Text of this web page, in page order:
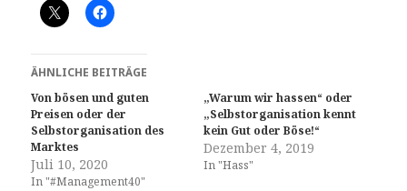
ÄHNLICHE BEITRÄGE
Von bösen und guten
Preisen oder der
Selbstorganisation des
Marktes
Juli 10, 2020
In "#Management40"
„Warum wir hassen“ oder
„Selbstorganisation kennt
kein Gut oder Böse!“
Dezember 4, 2019
In "Hass"